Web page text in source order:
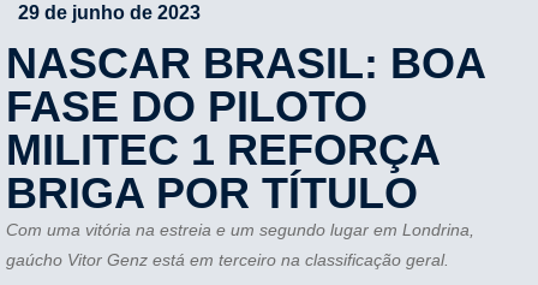
29 de junho de 2023
NASCAR BRASIL: BOA
FASE DO PILOTO
MILITEC 1 REFORÇA
BRIGA POR TÍTULO
Com uma vitória na estreia e um segundo lugar em Londrina,
gaúcho Vitor Genz está em terceiro na classificação geral.